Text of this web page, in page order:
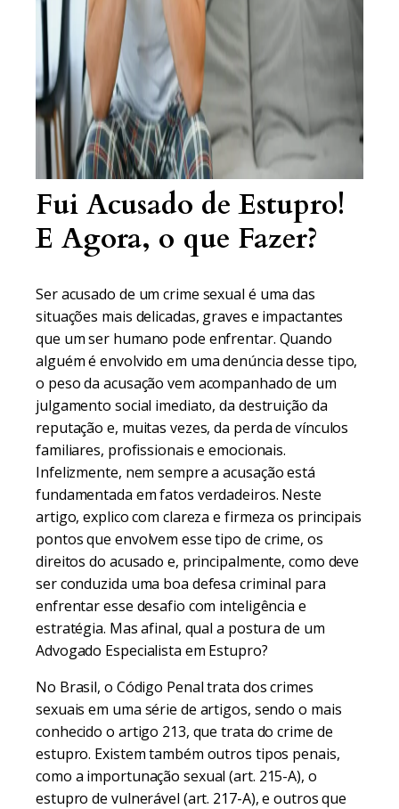
Fui Acusado de Estupro!
E Agora, o que Fazer?
Ser acusado de um crime sexual é uma das
situações mais delicadas, graves e impactantes
que um ser humano pode enfrentar. Quando
alguém é envolvido em uma denúncia desse tipo,
o peso da acusação vem acompanhado de um
julgamento social imediato, da destruição da
reputação e, muitas vezes, da perda de vínculos
familiares, profissionais e emocionais.
Infelizmente, nem sempre a acusação está
fundamentada em fatos verdadeiros. Neste
artigo, explico com clareza e firmeza os principais
pontos que envolvem esse tipo de crime, os
direitos do acusado e, principalmente, como deve
ser conduzida uma boa defesa criminal para
enfrentar esse desafio com inteligência e
estratégia. Mas afinal, qual a postura de um
Advogado Especialista em Estupro?
No Brasil, o Código Penal trata dos crimes
sexuais em uma série de artigos, sendo o mais
conhecido o artigo 213, que trata do crime de
estupro. Existem também outros tipos penais,
como a importunação sexual (art. 215-A), o
estupro de vulnerável (art. 217-A), e outros que